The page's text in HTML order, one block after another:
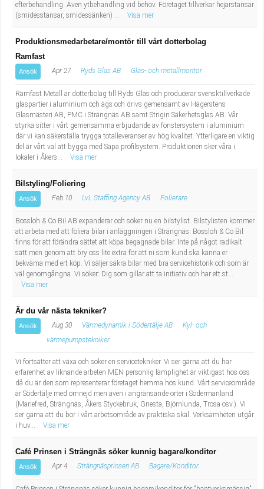
efterbehandling. Även ytbehandling vid behov. Företaget tillverkar hejarstansar
(smidesstansar, smidessänken) ...
Visa mer
Produktionsmedarbetare/montör till vårt dotterbolag
Ramfast
Ansök Apr 27 Ryds Glas AB Glas- och metallmontör
Ramfast Metall är dotterbolag till Ryds Glas och producerar svensktillverkade
glaspartier i aluminium och ägs och drivs gemensamt av Hägerstens
Glasmästeri AB, PMC i Strängnäs AB samt Strigin Säkerhetsglas AB. Vår
styrka sitter i vårt gemensamma erbjudande av fönstersystem i aluminium
där vi kan säkerställa trygga totalleveranser av hög kvalitet. Ytterligare en viktig
del är vårt val att bygga med Sapa profilsystem. Produktionen sker våra i
lokaler i Åkers...
Visa mer
Bilstyling/Foliering
Ansök Feb 10 LvL Staffing Agency AB Folierare
Bossloh & Co Bil AB expanderar och söker nu en bilstylist. Bilstylisten kommer
att arbeta med att foliera bilar i anläggningen i Strängnäs. Bossloh & Co Bil
finns för att förändra sättet att köpa begagnade bilar. Inte på något radikalt
sätt men genom att bry oss lite extra för att ni som kund ska känna er
bekväma med ert köp. Vi säljer säkra bilar med bra servicehistorik och som är
väl genomgångna. Vi söker: Dig som gillar att ta initiativ och har ett st...
Visa mer
Är du vår nästa tekniker?
Ansök Aug 30 Värmedynamik i Södertälje AB
Kyl- och
värmepumpstekniker
Vi fortsätter att växa och söker en servicetekniker. Vi ser gärna att du har
erfarenhet av liknande arbeten MEN personlig lämplighet är viktigast hos oss
då du är den som representerar företaget hemma hos kund. Vårt serviceområde
är Södertälje med omnejd men även i angränsande orter i Södermanland
(Mariefred, Strängnäs, Åkers Styckebruk, Gnesta, Björnlunda, Trosa osv.). Vi
ser gärna att du bor i vårt arbetsområde av praktiska skäl. Verksamheten utgår
i huv...
Visa mer
Café Prinsen i Strängnäs söker kunnig bagare/konditor
Ansök Apr 4 Strängnäsprinsen AB Bagare/Konditor